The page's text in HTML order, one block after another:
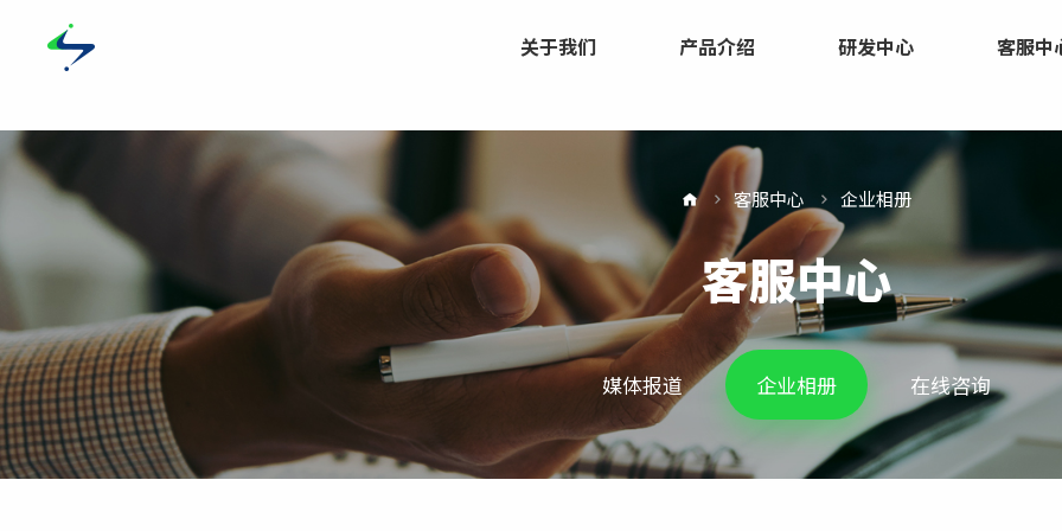
关于我们 产品介绍 研发中心 客服中
客服中心 企业相册
客服中心
媒体报道 企业相册 在线咨询